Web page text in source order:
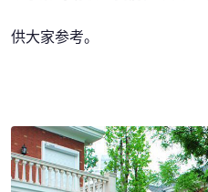
供大家参考。